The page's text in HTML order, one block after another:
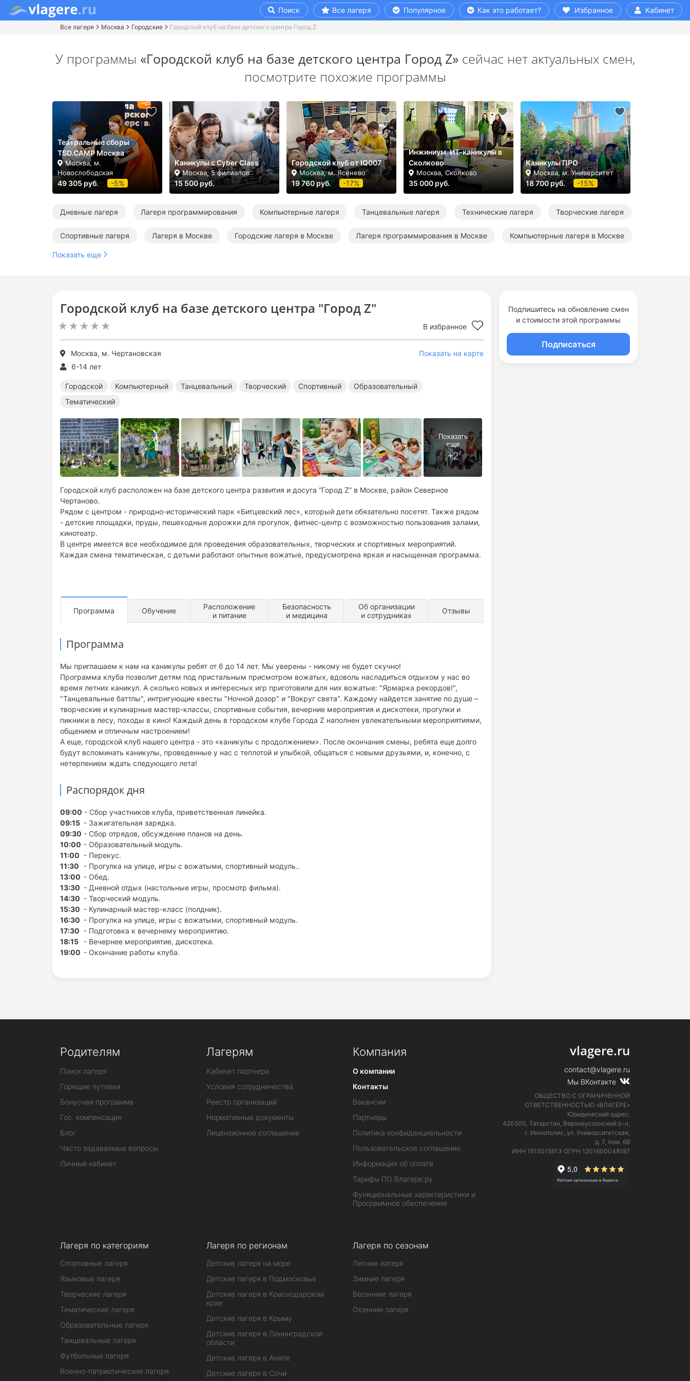
Поиск Все лагеря Популярное Как это работает? Избранное Кабинет
Все лагеря Москва Городские Городской клуб на базе детского центра Город Z
Городской клуб на базе детского центра "Город Z"
В избранное
Москва, м. Чертановская
Показать на карте
6-14 лет
Городской Компьютерный Танцевальный Творческий Спортивный
Образовательный
Тематический
Городской клуб расположен на базе детского центра развития и досуга “Город Z” в Москве, район Северное
Чертаново.
Рядом с центром - природно-исторический парк «Битцевский лес», который дети обязательно посетят. Также рядом
- детские площадки, пруды, пешеходные дорожки для прогулок, фитнес-центр с возможностью пользования залами,
кинотеатр.
В центре имеется все необходимое для проведения образовательных, творческих и спортивных мероприятий.
Каждая смена тематическая, с детьми работают опытные вожатые, предусмотрена яркая и насыщенная программа.
Программа Обучение
Расположение
и питание
Безопасность
и медицина
Об организации
и сотрудниках
Отзывы
Программа
Мы приглашаем к нам на каникулы ребят от 6 до 14 лет. Мы уверены - никому не будет скучно!
Программа клуба позволит детям под пристальным присмотром вожатых, вдоволь насладиться отдыхом у нас во
время летних каникул. А сколько новых и интересных игр приготовили для них вожатые: "Ярмарка рекордов!",
"Танцевальные баттлы", интригующие квесты "Ночной дозор" и "Вокруг света". Каждому найдется занятие по душе –
творческие и кулинарные мастер-классы, спортивные события, вечерние мероприятия и дискотеки, прогулки и
пикники в лесу, походы в кино! Каждый день в городском клубе Города Z наполнен увлекательными мероприятиями,
общением и отличным настроением!
А еще, городской клуб нашего центра - это «каникулы с продолжением». После окончания смены, ребята еще долго
будут вспоминать каникулы, проведенные у нас с теплотой и улыбкой, общаться с новыми друзьями, и, конечно, с
нетерпением ждать следующего лета!
Распорядок дня
09:00 - Сбор участников клуба, приветственная линейка.
09:15 - Зажигательная зарядка.
09:30 - Сбор отрядов, обсуждение планов на день.
10:00 - Образовательный модуль.
11:00 - Перекус.
11:30
- Прогулка на улице, игры с вожатыми, спортивный модуль..
13:00 - Обед.
13:30 - Дневной отдых (настольные игры, просмотр фильма).
14:30 - Творческий модуль.
15:30 - Кулинарный мастер-класс (полдник).
16:30 - Прогулка на улице, игры с вожатыми, спортивный модуль.
17:30 - Подготовка к вечернему мероприятию.
18:15
- Вечернее мероприятие, дискотека.
19:00 - Окончание работы клуба.
Подпишитесь на обновление смен
и стоимости этой программы
Подписаться
У программы «Городской клуб на базе детского центра Город Z»сейчас нет актуальных смен,
посмотрите похожие программы
Театральные сборы
TSD.CAMP Москва
Москва, м.
Новослободская
49 305 руб. -5%
Каникулы с Cyber Class
Москва, 5 филиалов
15 500 руб.
Городской клуб от IQ007
Москва, м. Ясенево
19 760 руб. -17%
Инжиниум. ИТ-каникулы в
Сколково
Москва, Сколково
35 000 руб.
Каникулы ПРО
Москва, м. Университет
18 700 руб. -15%
Дневные лагеря Лагеря программирования Компьютерные лагеря Танцевальные лагеря Технические лагеря Творческие лагеря
Спортивные лагеря Лагеря в Москве Городские лагеря в Москве Лагеря программирования в Москве Компьютерные лагеря в Москве
Танцевальные лагеря в Москве
Показать еще
Родителям
Поиск лагеря
Горящие путевки
Бонусная программа
Гос. компенсация
Блог
Часто задаваемые вопросы
Личный кабинет
Лагерям
Кабинет партнера
Условия сотрудничества
Реестр организаций
Нормативные документы
Лицензионное соглашение
Компания
О компании
Контакты
Вакансии
Партнеры
Политика конфиденциальности
Пользовательское соглашение
Информация об оплате
Тарифы ПО Влагере.ру
Функциональные характеристики и
Программное обеспечение
Лагеря по категориям
Спортивные лагеря
Языковые лагеря
Творческие лагеря
Тематические лагеря
Образовательные лагеря
Танцевальные лагеря
Футбольные лагеря
Военно-патриотические лагеря
Лагеря по регионам
Детские лагеря на море
Детские лагеря в Подмосковье
Детские лагеря в Краснодарском
крае
Детские лагеря в Крыму
Детские лагеря в Ленинградской
области
Детские лагеря в Анапе
Детские лагеря в Сочи
Лагеря по сезонам
Летние лагеря
Зимние лагеря
Весенние лагеря
Осенние лагеря
vlagere.ru
contact@vlagere.ru
Мы ВКонтакте
ОБЩЕСТВО С ОГРАНИЧЕННОЙ
ОТВЕТСТВЕННОСТЬЮ «ВЛАГЕРЕ»
Юридический адрес:
420500, Татарстан, Верхнеуслонский р-н,
г. Иннополис, ул. Университетская,
д. 7, пом. 68
ИНН 1615015613 ОГРН 1201600048187